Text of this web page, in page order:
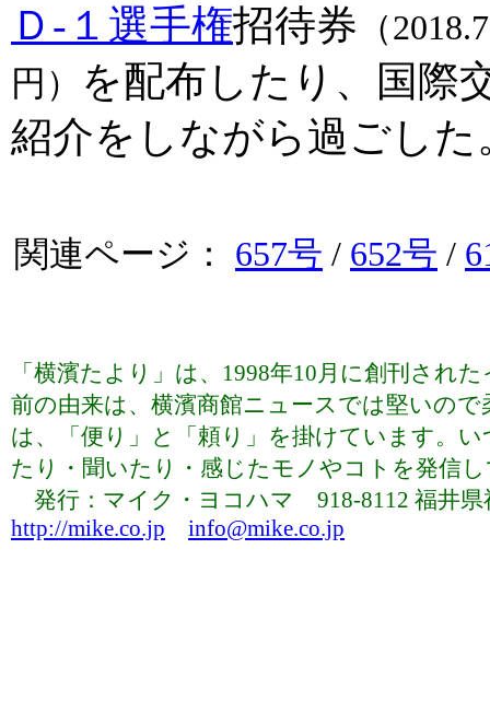
Ｄ-１選手権招待券 （
円）
を配布したり、国際
紹介をしながら過ごした
関連ページ： 657号 / 652号 /
「横濱たより」は、1998年10月に創刊され
前の由来は、横濱商館ニュースでは堅いの
は、「便り」と「頼り」を掛けています。
たり・聞いたり・感じたモノやコトを発信
発行：マイク・ヨコハマ 918-8112 福井
http://mike.co.jp
info@mike.co.jp